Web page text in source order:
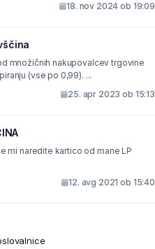
18. nov 2024 ob 19:09
množičnih nakupovalcev trgovine
(vse po 0,99). ...
25. apr 2023 ob 15:13
mi naredite kartico od mane LP
12. avg 2021 ob 15:40